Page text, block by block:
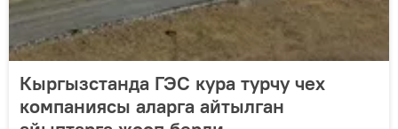
Кыргызстанда ГЭС кура турчу чех
компаниясы аларга айтылган